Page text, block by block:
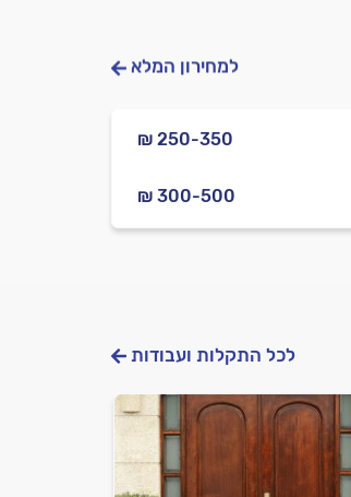
למחירון המלא
₪ 250-350
₪ 300-500
לכל התקלות ועבודות